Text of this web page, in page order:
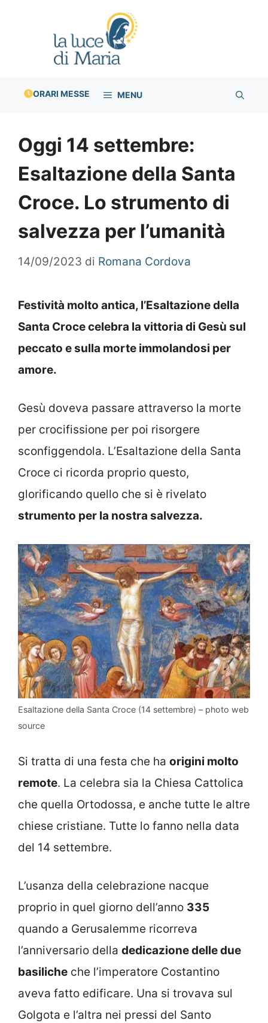
ORARI MESSE MENU
Oggi 14 settembre:
Esaltazione della Santa
Croce. Lo strumento di
salvezza per l’umanità
14/09/2023 di Romana Cordova
Festività molto antica, l’Esaltazione della
Santa Croce celebra la vittoria di Gesù sul
peccato e sulla morte immolandosi per
amore.
Gesù doveva passare attraverso la morte
per crocifissione per poi risorgere
sconfiggendola. L’Esaltazione della Santa
Croce ci ricorda proprio questo,
glorificando quello che si è rivelato
strumento per la nostra salvezza.
Esaltazione della Santa Croce (14 settembre) – photo web
source
Si tratta di una festa che ha origini molto
remote. La celebra sia la Chiesa Cattolica
che quella Ortodossa, e anche tutte le altre
chiese cristiane. Tutte lo fanno nella data
del 14 settembre.
L’usanza della celebrazione nacque
proprio in quel giorno dell’anno 335
quando a Gerusalemme ricorreva
l’anniversario della dedicazione delle due
basiliche che l’imperatore Costantino
aveva fatto edificare. Una si trovava sul
Golgota e l’altra nei pressi del Santo